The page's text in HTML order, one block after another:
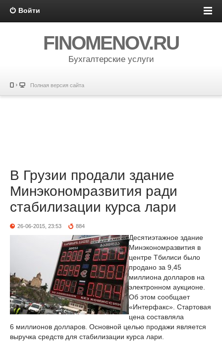
Войти
FINOMENOV.RU
Бухгалтерские услуги
Полная версия сайта
В Грузии продали здание
Минэкономразвития ради
стабилизации курса лари
26-06-2015, 23:53 884
Десятиэтажное здание
Минэкономразвития в
центре Тбилиси было
продано за 9,45
миллиона долларов на
электронном аукционе.
Об этом сообщает
«Интерфакс». Стартовая
цена составляла
6 миллионов долларов. Основной целью продажи является
выручка средств для стабилизации курса лари.